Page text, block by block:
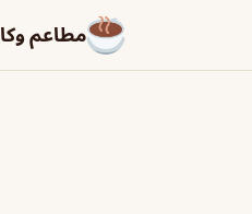
مطاعم